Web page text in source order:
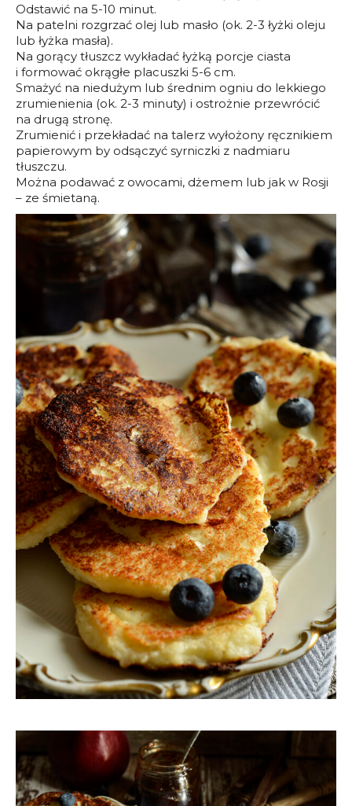
Odstawić na 5-10 minut.
Na patelni rozgrzać olej lub masło (ok. 2-3 łyżki oleju
lub łyżka masła).
Na gorący tłuszcz wykładać łyżką porcje ciasta
i formować okrągłe placuszki 5-6 cm.
Smażyć na niedużym lub średnim ogniu do lekkiego
zrumienienia (ok. 2-3 minuty) i ostrożnie przewrócić
na drugą stronę.
Zrumienić i przekładać na talerz wyłożony ręcznikiem
papierowym by odsączyć syrniczki z nadmiaru
tłuszczu.
Można podawać z owocami, dżemem lub jak w Rosji
– ze śmietaną.